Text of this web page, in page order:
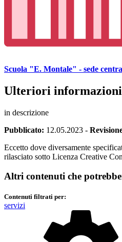
Scuola "E. Montale" - sede
Ulteriori informazioni
in descrizione
Pubblicato: 12.05.2023 -
Eccetto dove diversamente
rilasciato sotto Licenza Creative
Altri contenuti che
Contenuti filtrati per:
servizi